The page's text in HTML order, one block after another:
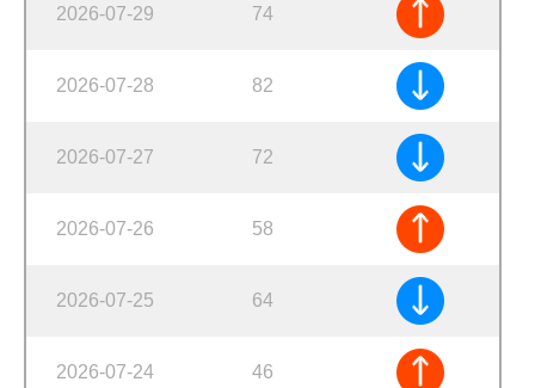
2026-07-29 74
2026-07-28 82
2026-07-27 72
2026-07-26 58
2026-07-25 64
2026-07-24 46